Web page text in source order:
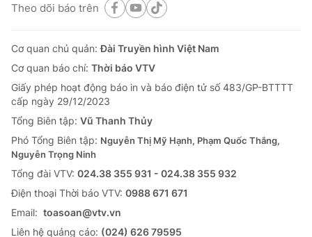
Theo dõi báo trên
Cơ quan chủ quản:Đài Truyền hình Việt Nam
Cơ quan báo chí: Thời báo VTV
Giấy phép hoạt động báo in và báo điện tử số 483/GP-BTTTT
cấp ngày 29/12/2023
Tổng Biên tập: Vũ Thanh Thủy
Phó Tổng Biên tập: Nguyễn Thị Mỹ Hạnh, Phạm Quốc Thắng,
Nguyễn Trọng Ninh
Tổng đài VTV: 024.38 355 931 - 024.38 355 932
Ðiện thoại Thời báo VTV: 0988 671 671
Email: toasoan@vtv.vn
Liên hệ quảng cáo: (024) 626 79595